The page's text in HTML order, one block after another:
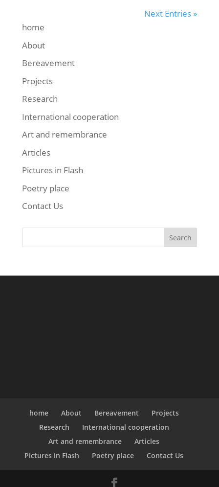
Next Entries »
home
About
Bereavement
Projects
Research
International cooperation
Art and remembrance
Articles
Pictures in Flash
Poetry place
Contact Us
home About Bereavement
Projects
Research
International cooperation
Art and remembrance
Articles
Pictures in Flash
Poetry place Contact Us